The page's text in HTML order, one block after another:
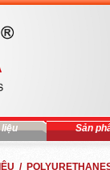
liệu Sản
/